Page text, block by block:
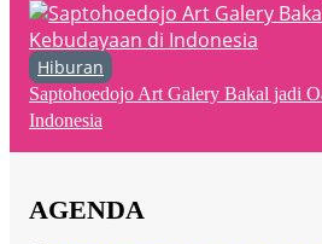
Hiburan
Saptohoedojo Art Galery Bakal jadi
Indonesia
AGENDA